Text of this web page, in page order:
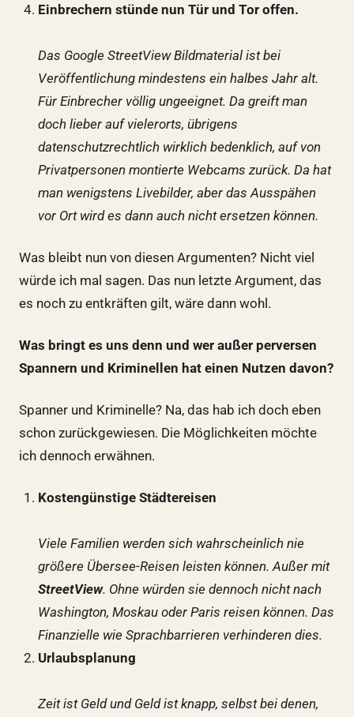
Einbrechern stünde nun Tür und Tor offen.
Das Google StreetView Bildmaterial ist bei
Veröffentlichung mindestens ein halbes Jahr alt.
Für Einbrecher völlig ungeeignet. Da greift man
doch lieber auf vielerorts, übrigens
datenschutzrechtlich wirklich bedenklich, auf von
Privatpersonen montierte Webcams zurück. Da hat
man wenigstens Livebilder, aber das Ausspähen
vor Ort wird es dann auch nicht ersetzen können.
Was bleibt nun von diesen Argumenten? Nicht viel
würde ich mal sagen. Das nun letzte Argument, das
es noch zu entkräften gilt, wäre dann wohl.
Was bringt es uns denn und wer außer perversen
Spannern und Kriminellen hat einen Nutzen davon?
Spanner und Kriminelle? Na, das hab ich doch eben
schon zurückgewiesen. Die Möglichkeiten möchte
ich dennoch erwähnen.
Kostengünstige Städtereisen
Viele Familien werden sich wahrscheinlich nie
größere Übersee-Reisen leisten können. Außer mit
StreetView. Ohne würden sie dennoch nicht nach
Washington, Moskau oder Paris reisen können. Das
Finanzielle wie Sprachbarrieren verhinderen dies.
Urlaubsplanung
Zeit ist Geld und Geld ist knapp, selbst bei denen,